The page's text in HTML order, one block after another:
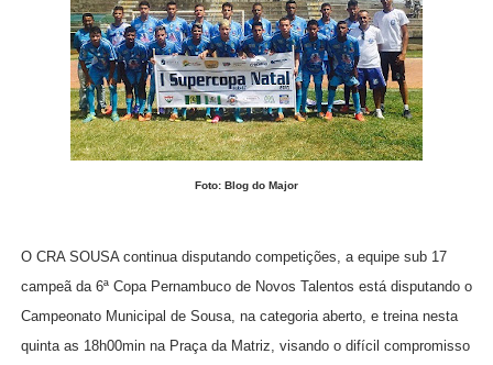
Foto: Blog do Major
O CRA SOUSA continua disputando competições, a equipe sub 17
campeã da 6ª Copa Pernambuco de Novos Talentos está disputando o
Campeonato Municipal de Sousa, na categoria aberto, e treina nesta
quinta as 18h00min na Praça da Matriz, visando o difícil compromisso